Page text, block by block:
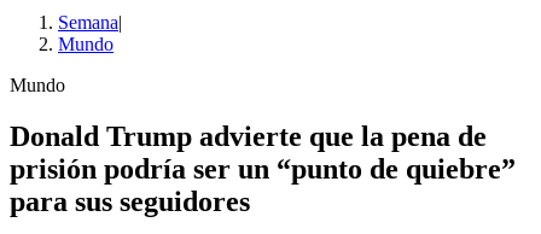
Semana|
Mundo
Mundo
Donald Trump advierte que la pena de
prisión podría ser un “punto de quiebre”
para sus seguidores